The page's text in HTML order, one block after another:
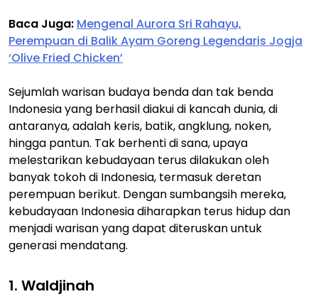
Baca Juga: Mengenal Aurora Sri Rahayu,
Perempuan di Balik Ayam Goreng Legendaris Jogja
‘Olive Fried Chicken’
Sejumlah warisan budaya benda dan tak benda
Indonesia yang berhasil diakui di kancah dunia, di
antaranya, adalah keris, batik, angklung, noken,
hingga pantun. Tak berhenti di sana, upaya
melestarikan kebudayaan terus dilakukan oleh
banyak tokoh di Indonesia, termasuk deretan
perempuan berikut. Dengan sumbangsih mereka,
kebudayaan Indonesia diharapkan terus hidup dan
menjadi warisan yang dapat diteruskan untuk
generasi mendatang.
1. Waldjinah